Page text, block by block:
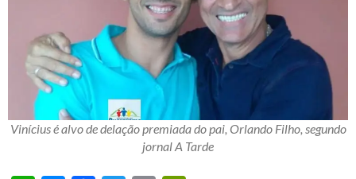
Vinícius é alvo de delação premiada do pai, Orlando Filho, segundo
jornal A Tarde